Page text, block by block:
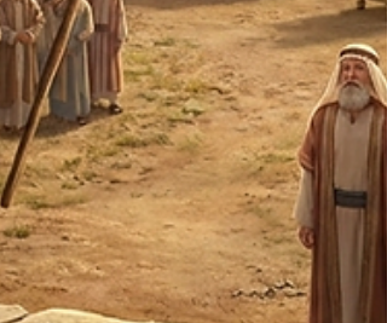
다. 오늘도 여전히 작동하고 있습니다. 다만 그 방
이 더 교